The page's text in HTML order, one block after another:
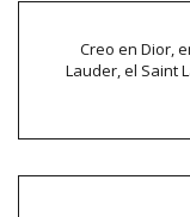
Creo en Dior,
Lauder, el Saint